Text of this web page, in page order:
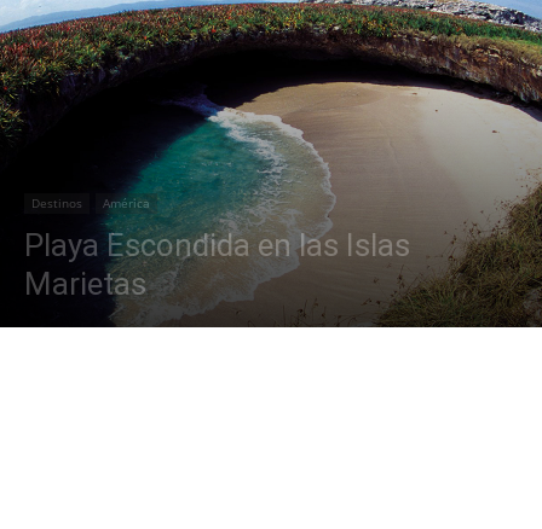
Destinos América
Playa Escondida en las Islas
Marietas